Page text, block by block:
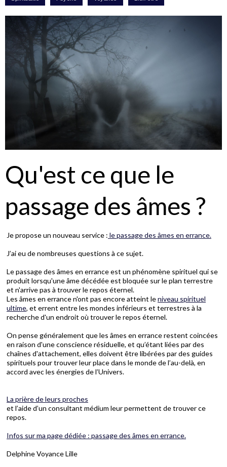
Qu'est ce que le
passage des âmes ?
Je propose un nouveau service : le passage des âmes en errance.
J’ai eu de nombreuses questions à ce sujet.
Le passage des âmes en errance est un phénomène spirituel qui se
produit lorsqu'une âme décédée est bloquée sur le plan terrestre
et n'arrive pas à trouver le repos éternel.
Les âmes en errance n'ont pas encore atteint leniveau spirituel
ultime, et errent entre les mondes inférieurs et terrestres à la
recherche d'un endroit où trouver le repos éternel.
On pense généralement que les âmes en errance restent coincées
en raison d'une conscience résiduelle, et qu’étant liées par des
chaînes d'attachement, elles doivent être libérées par des guides
spirituels pour trouver leur place dans le monde de l’au-delà, en
accord avec les énergies de l’Univers.
La prière de leurs proches
et l’aide d’un consultant médium leur permettent de trouver ce
repos.
Infos sur ma page dédiée : passage des âmes en errance.
Delphine Voyance Lille